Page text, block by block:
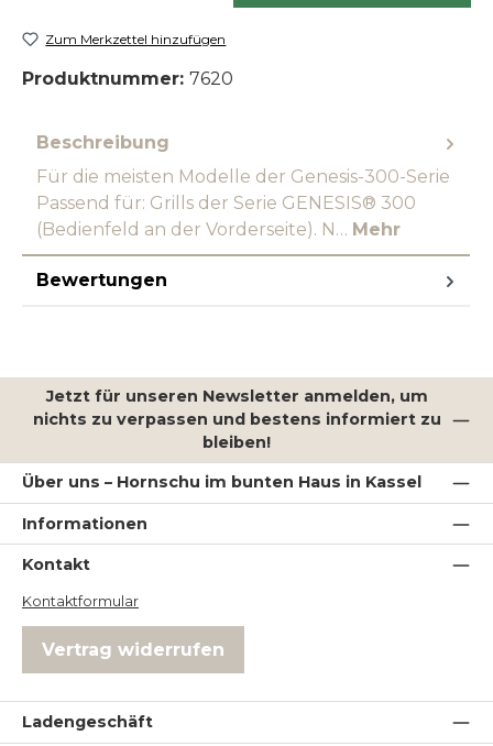
Zum Merkzettel hinzufügen
Produktnummer: 7620
Beschreibung
Für die meisten Modelle der Genesis-300-Serie
Passend für: Grills der Serie GENESIS® 300
(Bedienfeld an der Vorderseite). N… Mehr
Bewertungen
Jetzt für unseren Newsletter anmelden, um
nichts zu verpassen und bestens informiert zu
bleiben!
Über uns – Hornschu im bunten Haus in Kassel
Informationen
Kontakt
Kontaktformular
Vertrag widerrufen
Ladengeschäft